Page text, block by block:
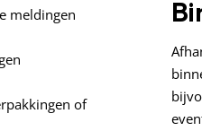
meldingen
of